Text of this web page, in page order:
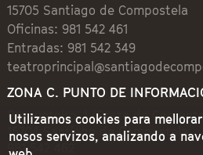
15705 Santiago de Compostela
Oficinas: 981 542 461
Entradas: 981 542 349
ZONA C. PUNTO DE
Preguntoiro, 1 (Praza de
15704 Santiago de Compostela
981 542 462
Utilizamos cookies para
nosos servizos, analizando a